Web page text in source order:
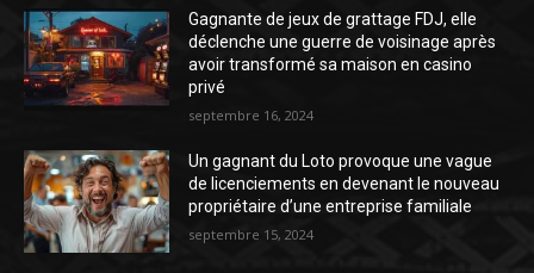
Gagnante de jeux de grattage FDJ, elle
déclenche une guerre de voisinage après
avoir transformé sa maison en casino
privé
septembre 16, 2024
Un gagnant du Loto provoque une vague
de licenciements en devenant le nouveau
propriétaire d’une entreprise familiale
septembre 15, 2024